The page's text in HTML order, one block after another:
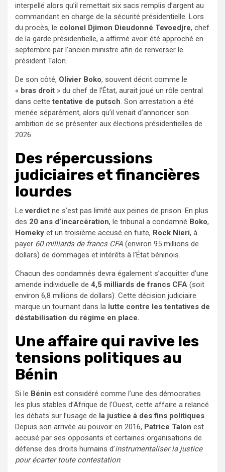
interpellé alors qu’il remettait six sacs remplis d’argent au
commandant en charge de la sécurité présidentielle. Lors
du procès, le colonel Djimon Dieudonné Tevoedjre, chef
de la garde présidentielle, a affirmé avoir été approché en
septembre par l’ancien ministre afin de renverser le
président Talon.
De son côté, Olivier Boko, souvent décrit comme le
« bras droit » du chef de l’État, aurait joué un rôle central
dans cettetentative de putsch. Son arrestation a été
menée séparément, alors qu’il venait d’annoncer son
ambition de se présenter aux élections présidentielles de
2026.
Des répercussions
judiciaires et financières
lourdes
Leverdict ne s’est pas limité aux peines de prison. En plus
des 20 ans d’incarcération, le tribunal a condamné Boko,
Homeky et un troisième accusé en fuite, Rock Nieri, à
payer 60 milliards de francs CFA (environ 95 millions de
dollars) de dommages et intérêts à l’État béninois.
Chacun des condamnés devra également s’acquitter d’une
amende individuelle de 4,5 milliards de francs CFA (soit
environ 6,8 millions de dollars). Cette décision judiciaire
marque un tournant dans la lutte contre les tentatives de
déstabilisation du régime en place.
Une affaire qui ravive les
tensions politiques au
Bénin
Si le Bénin est considéré comme l’une des démocraties
les plus stables d’Afrique de l’Ouest, cette affaire a relancé
les débats sur l’usage de la justice à des fins politiques.
Depuis son arrivée au pouvoir en 2016, Patrice Talon est
accusé par ses opposants et certaines organisations de
défense des droits humains d’instrumentaliser la justice
pour écarter toute contestation.